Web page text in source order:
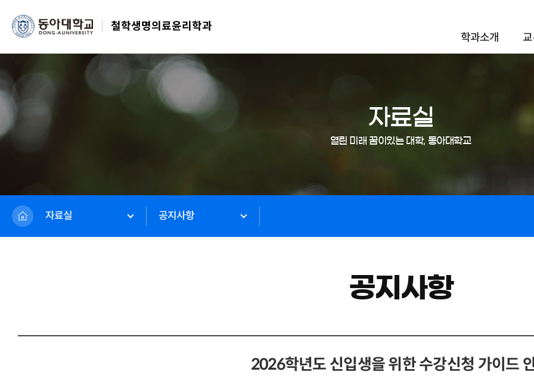
철학생명의료윤리학과
학과소개
자료실
열린 미래 꿈이있는 대학, 동아대학교
자료실 공지사항
공지사항
2026학년도 신입생을 위한 수강신청 가이드